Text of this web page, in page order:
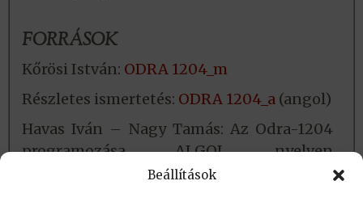
Beállítások
FORRÁSOK
Kőrösi István: ODRA 1204_m
Részletes ismertetés: ODRA 1204_a (angol)
Havas Iván – Nagy Tamás: Az Odra-1204
programozása ALGOL nyelven
(Tankönyvkiadó, Budapest, 1972. 129. skk.